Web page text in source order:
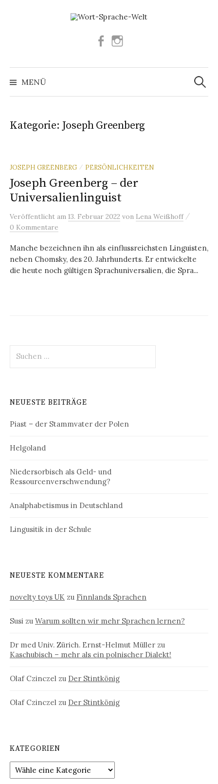
Facebook
MENÜ
Suchen
nach:
Kategorie: Joseph Greenberg
JOSEPH GREENBERG / PERSÖNLICHKEITEN
Joseph Greenberg – der
Universalienlinguist
Veröffentlicht am 13. Februar 2022 von Lena Weißhoff /
0 Kommentare
Manche bezeichnen ihn als einflussreichsten Linguisten,
neben Chomsky, des 20. Jahrhunderts. Er entwickelte
die heute noch gültigen Sprachuniversalien, die Spra...
nach:
NEUESTE BEITRÄGE
Piast – der Stammvater der Polen
Helgoland
Niedersorbisch als Geld- und
Ressourcenverschwendung?
Analphabetismus in Deutschland
Lingusitik in der Schule
NEUESTE KOMMENTARE
novelty toys UK zu Finnlands Sprachen
Susi zu Warum sollten wir mehr Sprachen lernen?
Dr med Univ. Zürich. Ernst-Helmut Müller zu
Kaschubisch – mehr als ein polnischer Dialekt!
Olaf Czinczel zu Der Stintkönig
Olaf Czinczel zu Der Stintkönig
KATEGORIEN